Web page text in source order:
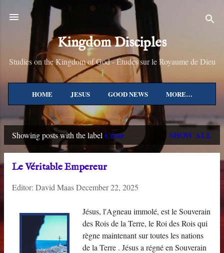
Skip to main content
Kingdom Disciples
Studies on the Kingdom of God - Études sur le Royaume de Dieu
HOME JESUS GOOD NEWS MORE…
P
Showing posts with the label César SHOW ALL
Le Véritable Empereur
Editor: David MaasDecember 22, 2025
Jésus, l'Agneau immolé, est le Souverain
des Rois de la Terre, le Roi des Rois qui
règne maintenant sur toutes les nations
de la Terre . Jésus a régné en Souverain